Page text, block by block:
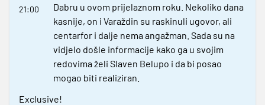
21:00
Dabru u ovom prijelaznom roku. Nekoliko dana
kasnije, on i Varaždin su raskinuli ugovor, ali
centarfor i dalje nema angažman. Sada su na
vidjelo došle informacije kako ga u svojim
redovima želi Slaven Belupo i da bi posao
mogao biti realiziran.
Exclusive!